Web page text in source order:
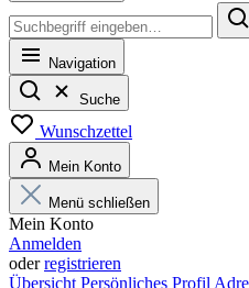
Navigation
Suche
Wunschzettel
Mein Konto
Menü schließen
Mein Konto
Anmelden
oderregistrieren
Übersicht Persönliches Profil